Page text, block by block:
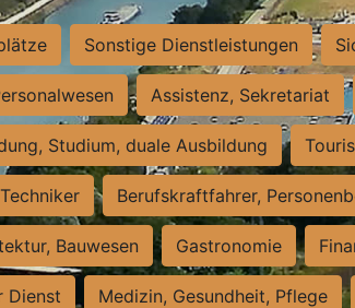
Sonstige Dienstleistungen
Assistenz, Sekretariat
Studium, duale Ausbildung
Berufskraftfahrer,
Bauwesen Gastronomie
Dienst Medizin, Gesundheit, Pflege